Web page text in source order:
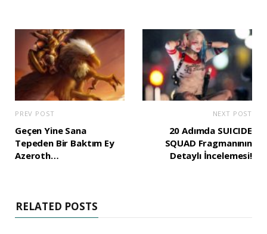
PREV POST
Geçen Yine Sana
Tepeden Bir Baktım Ey
Azeroth…
NEXT POST
20 Adımda SUICIDE
SQUAD Fragmanının
Detaylı İncelemesi!
RELATED POSTS